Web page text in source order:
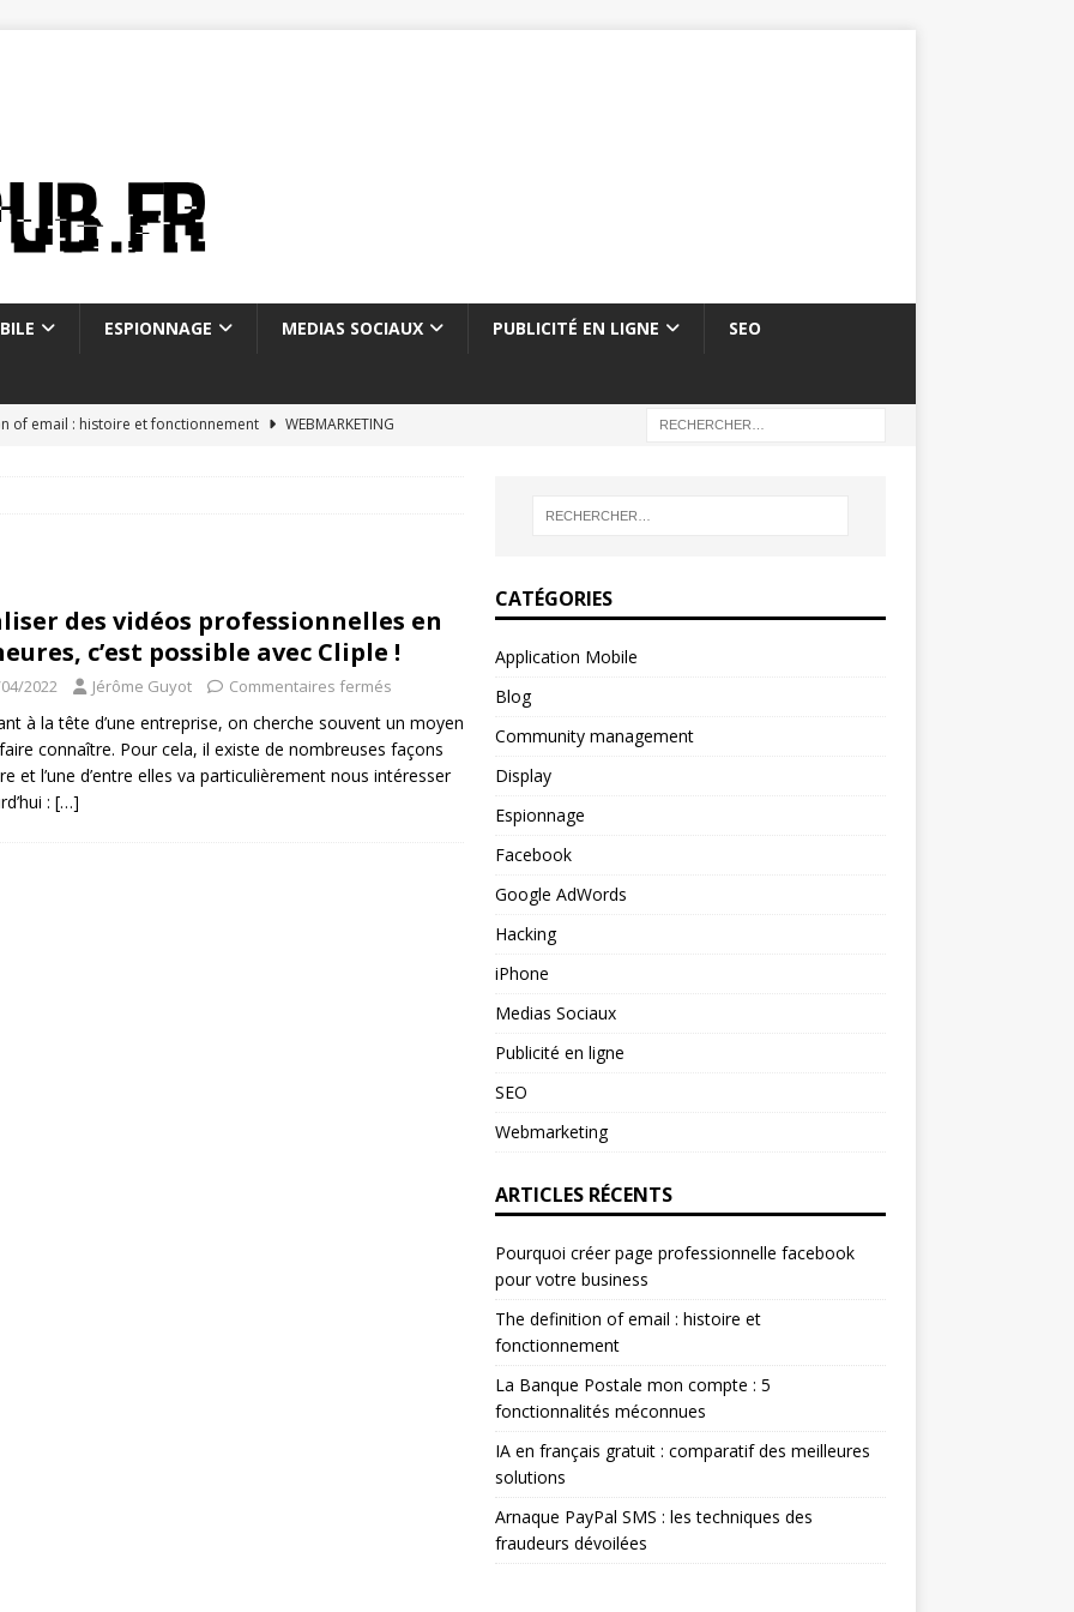
ESPIONNAGE MEDIAS SOCIAUX PUBLICITÉ EN LIGNE SEO
of email : histoire et fonctionnement
WEBMARKETING
page professionnelle facebook pour votre business
des vidéos professionnelles en
c’est possible avec Cliple !
2022 Jérôme Guyot Commentaires fermés
à la tête d’une entreprise, on cherche souvent un moyen
connaître. Pour cela, il existe de nombreuses façons
et l’une d’entre elles va particulièrement nous intéresser
: […]
CATÉGORIES
Application Mobile
Blog
Community management
Display
Espionnage
Facebook
Google AdWords
Hacking
iPhone
Medias Sociaux
Publicité en ligne
SEO
Webmarketing
ARTICLES RÉCENTS
Pourquoi créer page professionnelle facebook
pour votre business
The definition of email : histoire et
fonctionnement
La Banque Postale mon compte : 5
fonctionnalités méconnues
IA en français gratuit : comparatif des meilleures
solutions
Arnaque PayPal SMS : les techniques des
fraudeurs dévoilées